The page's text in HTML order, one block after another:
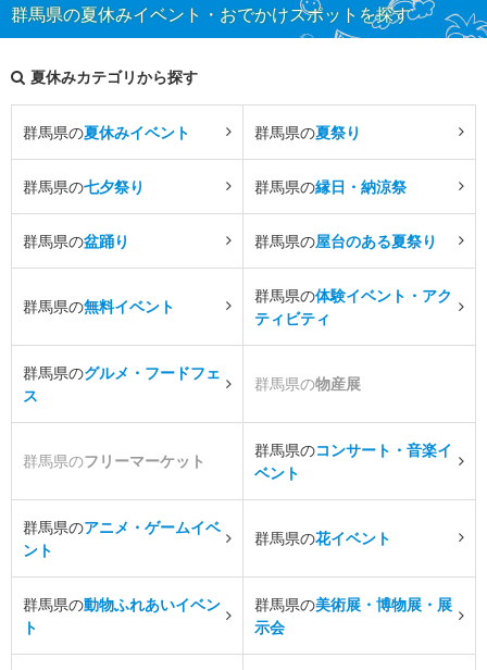
群馬県の夏休みイベント・おでかけスポットを探す
夏休みカテゴリから探す
群馬県の夏休みイベント 群馬県の夏祭り
群馬県の七夕祭り 群馬県の縁日・納涼祭
群馬県の盆踊り 群馬県の屋台のある夏祭り
群馬県の無料イベント
群馬県の体験イベント・アク
ティビティ
群馬県のグルメ・フードフェ
ス
群馬県の物産展
群馬県のフリーマーケット
群馬県のコンサート・音楽イ
ベント
群馬県のアニメ・ゲームイベ
ント
群馬県の花イベント
群馬県の動物ふれあいイベン
ト
群馬県の美術展・博物展・展
示会